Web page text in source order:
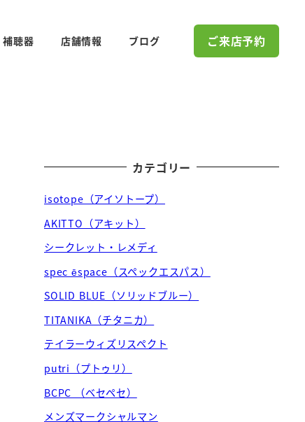
補聴器 店舗情報 ブログ ご来店予約
カテゴリー
isotope（アイソトープ）
AKITTO（アキット）
シークレット・レメディ
spec ēspace（スペックエスパス）
SOLID BLUE（ソリッドブルー）
TITANIKA（チタニカ）
テイラーウィズリスペクト
putri（プトゥリ）
BCPC （ベセペセ）
メンズマークシャルマン